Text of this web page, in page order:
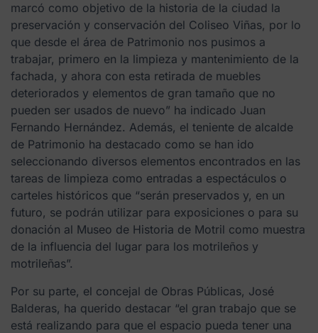
marcó como objetivo de la historia de la ciudad la
preservación y conservación del Coliseo Viñas, por lo
que desde el área de Patrimonio nos pusimos a
trabajar, primero en la limpieza y mantenimiento de la
fachada, y ahora con esta retirada de muebles
deteriorados y elementos de gran tamaño que no
pueden ser usados de nuevo” ha indicado Juan
Fernando Hernández. Además, el teniente de alcalde
de Patrimonio ha destacado como se han ido
seleccionando diversos elementos encontrados en las
tareas de limpieza como entradas a espectáculos o
carteles históricos que “serán preservados y, en un
futuro, se podrán utilizar para exposiciones o para su
donación al Museo de Historia de Motril como muestra
de la influencia del lugar para los motrileños y
motrileñas”.
Por su parte, el concejal de Obras Públicas, José
Balderas, ha querido destacar “el gran trabajo que se
está realizando para que el espacio pueda tener una